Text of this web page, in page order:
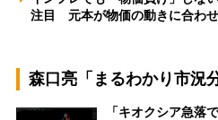
注目 元本が物価の動きに合わ
森口亮「まるわかり市況
「キオクシア急落